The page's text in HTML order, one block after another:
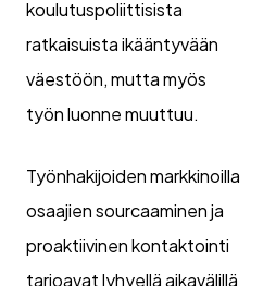
koulutuspoliittisista
ratkaisuista ikääntyvään
väestöön, mutta myös
työn luonne muuttuu.
Työnhakijoiden markkinoilla
osaajien sourcaaminen ja
proaktiivinen kontaktointi
tarjoavat lyhyellä aikavälillä